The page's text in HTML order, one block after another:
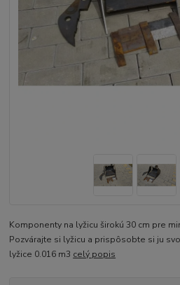
Komponenty na lyžicu širokú 30 cm pre
Pozvárajte si lyžicu a prispôsobte si ju
lyžice 0.016 m3 celý popis